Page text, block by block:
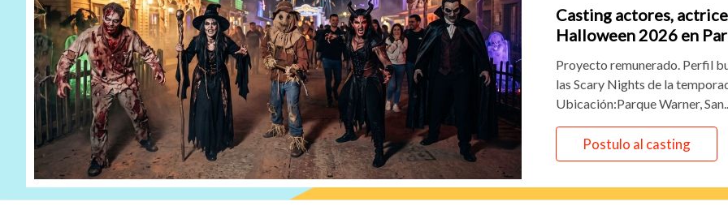
Casting actores,
Halloween 2026 en
Proyecto remunerado. Perfil
las Scary Nights de la
Ubicación:Parque Warner,
Postulo al casting